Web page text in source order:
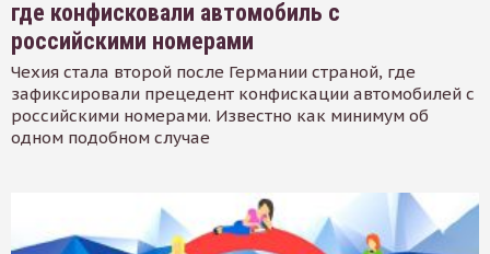
где конфисковали автомобиль с
российскими номерами
Чехия стала второй после Германии страной, где
зафиксировали прецедент конфискации автомобилей с
российскими номерами. Известно как минимум об
одном подобном случае